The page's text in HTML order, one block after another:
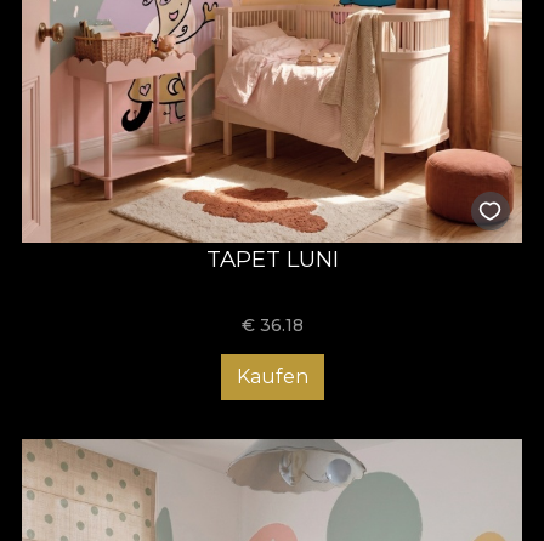
coexistă într-un ecosistem poetic absolut. Lumina, forma și
emoția fuzionează pentru a crea o experiență spațială
coerentă și profund contemporană. Asemenea corpurilor de
iluminat care aduc o prezență caldă și o materialitate subtilă în
cameră, compozițiile murale MIMICA sunt concepute pentru a
emana sensibilitate și a dicta o stare de bine. Prin această
lansare,VLAdiLAcontinuă să inoveze la intersecția dintre arta
decorativă, designul de interior și psihologia spațiului,
consolidând un univers românesc original, recognoscibil
internațional, în care copilăria este celebrată prin poezie
TAPET LUNI
€ 36.18
Kaufen